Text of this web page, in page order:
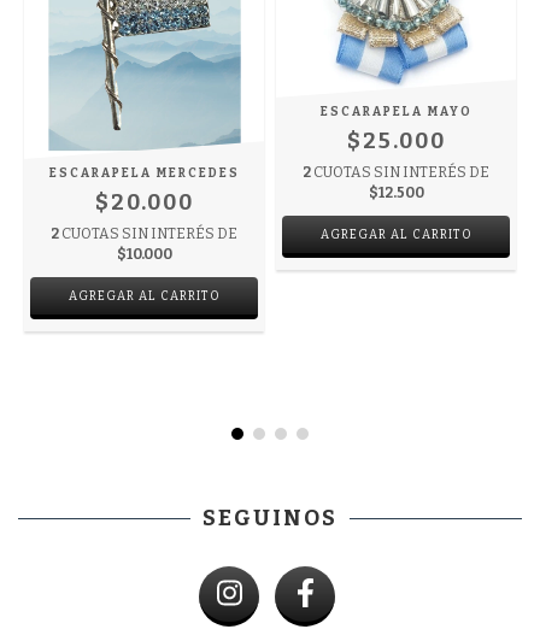
ESCARAPELA MERCEDES
$20.000
2 CUOTAS SIN INTERÉS DE
$10.000
ESCARAPELA MAYO
$25.000
2 CUOTAS SIN INTERÉS DE
$12.500
SEGUINOS